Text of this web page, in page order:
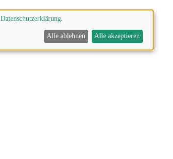
Datenschutzerklärung
Alle ablehnen Alle akzeptieren